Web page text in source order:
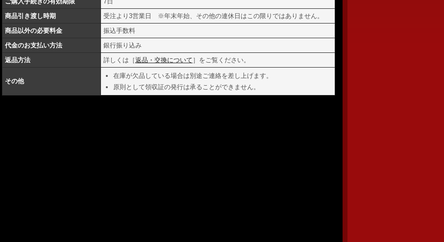
商品引き渡し時期
受注より3営業日 ※年末年始、その他の連休日はこの限りではありません。
商品以外の必要料金
振込手数料
代金のお支払い方法
銀行振り込み
返品方法
詳しくは［返品・交換について ］をご覧ください。
その他
在庫が欠品している場合は別途ご連絡を差し上げます。
原則として領収証の発行は承ることができません。